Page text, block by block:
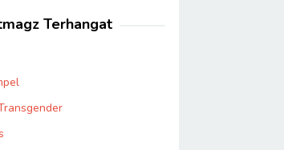
Terhangat